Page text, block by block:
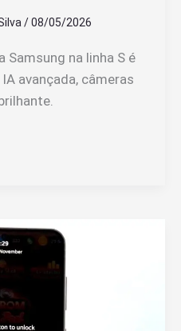
/08/05/2026
na linha S é
avançada, câmeras